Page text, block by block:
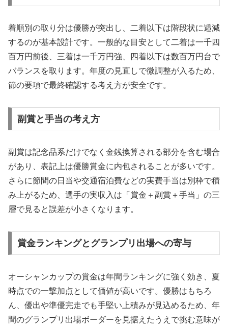
着順別の取り分は優勝が突出し、二着以下は階段状に逓減
するのが基本設計です。一般的な目安として二着は一千四
百万円前後、三着は一千万円強、四着以下は数百万円台で
バランスを取ります。年度の見直しで微調整が入るため、
節の要項で最終確認する考え方が安全です。
副賞と手当の考え方
副賞は記念品系だけでなく金銭換算される部分を含む場合
があり、表記上は優勝賞金に内包されることが多いです。
さらに節間の日当や交通宿泊費などの実費手当は別枠で積
み上がるため、選手の実収入は「賞金＋副賞＋手当」の三
層で見ると誤差が小さくなります。
賞金ランキングとグランプリ出場への寄与
オーシャンカップの賞金は年間ランキングに強く効き、夏
時点での一撃加点として価値が高いです。優勝はもちろ
ん、優出や準優完走でも手堅い上積みが見込めるため、年
間のグランプリ出場ボーダーを見据えたうえで挑む意味が